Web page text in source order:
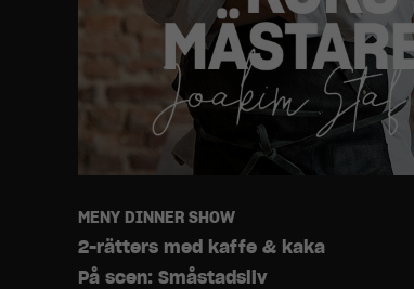
MENY DINNER SHOW
2-rätters med kaffe & kaka
På scen: Småstadsliv